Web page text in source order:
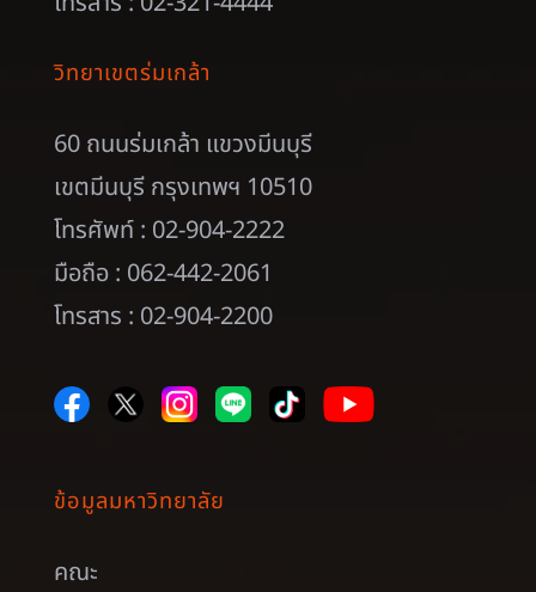
วิทยาเขตร่มเกล้า
60 ถนนร่มเกล้า แขวงมีนบุรี
เขตมีนบุรี กรุงเทพฯ 10510
โทรศัพท์ : 02-904-2222
มือถือ : 062-442-2061
โทรสาร : 02-904-2200
ข้อมูลมหาวิทยาลัย
คณะ